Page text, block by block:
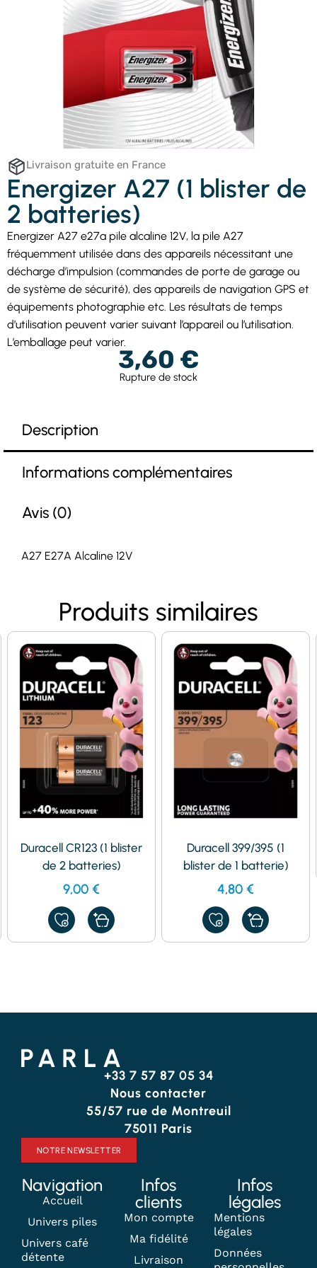
Livraison gratuite en France
Energizer A27 (1 blister de
2 batteries)
Energizer A27 e27a pile alcaline 12V, la pile A27
fréquemment utilisée dans des appareils nécessitant une
décharge d’impulsion (commandes de porte de garage ou
de système de sécurité), des appareils de navigation GPS et
équipements photographie etc. Les résultats de temps
d’utilisation peuvent varier suivant l’appareil ou l’utilisation.
L’emballage peut varier.
3,60 €
Rupture de stock
Description
Informations complémentaires
Avis (0)
A27 E27A Alcaline 12V
Produits similaires
Duracell CR123 (1 blister
de 2 batteries)
9,00 €
AJOUTER
À
MES
Duracell 399/395 (1
blister de 1 batterie)
4,80 €
AJOUTER
À
MES
+33 7 57 87 05 34
Nous contacter
55/57 rue de Montreuil
75011 Paris
NOTRE NEWSLETTER
Navigation
Accueil
Univers piles
Univers café
détente
Infos
clients
Mon compte
Ma fidélité
Livraison
Infos
légales
Mentions
légales
Données